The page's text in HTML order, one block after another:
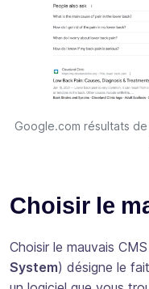
Google.com résultats
Choisir le
Choisir le mauvais
System) désigne le